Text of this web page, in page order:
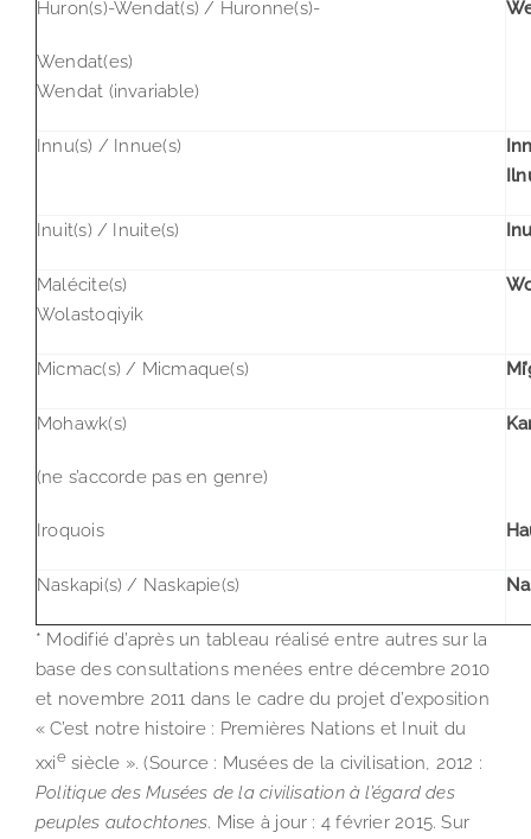
Huron(s)-Wendat(s) / Huronne(s)-
Wendat(es)
Wendat (invariable)
Innu(s) / Innue(s)
Inuit(s) / Inuite(s)
Malécite(s)
Wolastoqiyik
Micmac(s) / Micmaque(s)
Mohawk(s)
(ne s’accorde pas en genre)
Iroquois
Naskapi(s) / Naskapie(s)
* Modifié d’après un tableau réalisé entre autres sur la
base des consultations menées entre décembre 2010
et novembre 2011 dans le cadre du projet d’exposition
« C’est notre histoire : Premières Nations et Inuit du
xxiesiècle ». (Source : Musées de la civilisation, 2012 :
Politique des Musées de la civilisation à l’égard des
peuples autochtones. Mise à jour : 4 février 2015. Sur